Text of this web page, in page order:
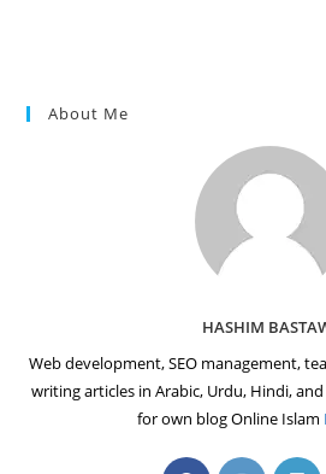
About Me
HASHIM
Web development, SEO management,
writing articles in Arabic, Urdu, Hindi,
for own blog Online Islam